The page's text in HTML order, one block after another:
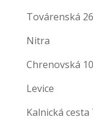
Továrenská
Nitra
Chrenovská
Levice
Kalnická cesta